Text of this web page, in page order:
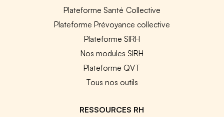
Plateforme Santé Collective
Plateforme Prévoyance collective
Plateforme SIRH
Nos modules SIRH
Plateforme QVT
Tous nos outils
RESSOURCES RH